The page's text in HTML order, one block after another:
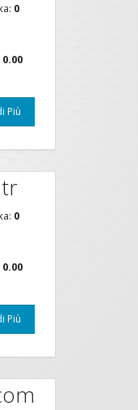
0
0.00
Più
0
0.00
Più